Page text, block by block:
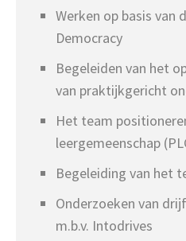
Werken op basis van
Democracy
Begeleiden van het
van praktijkgericht
Het team
leergemeenschap
Begeleiding van het
Onderzoeken van
m.b.v. Intodrives